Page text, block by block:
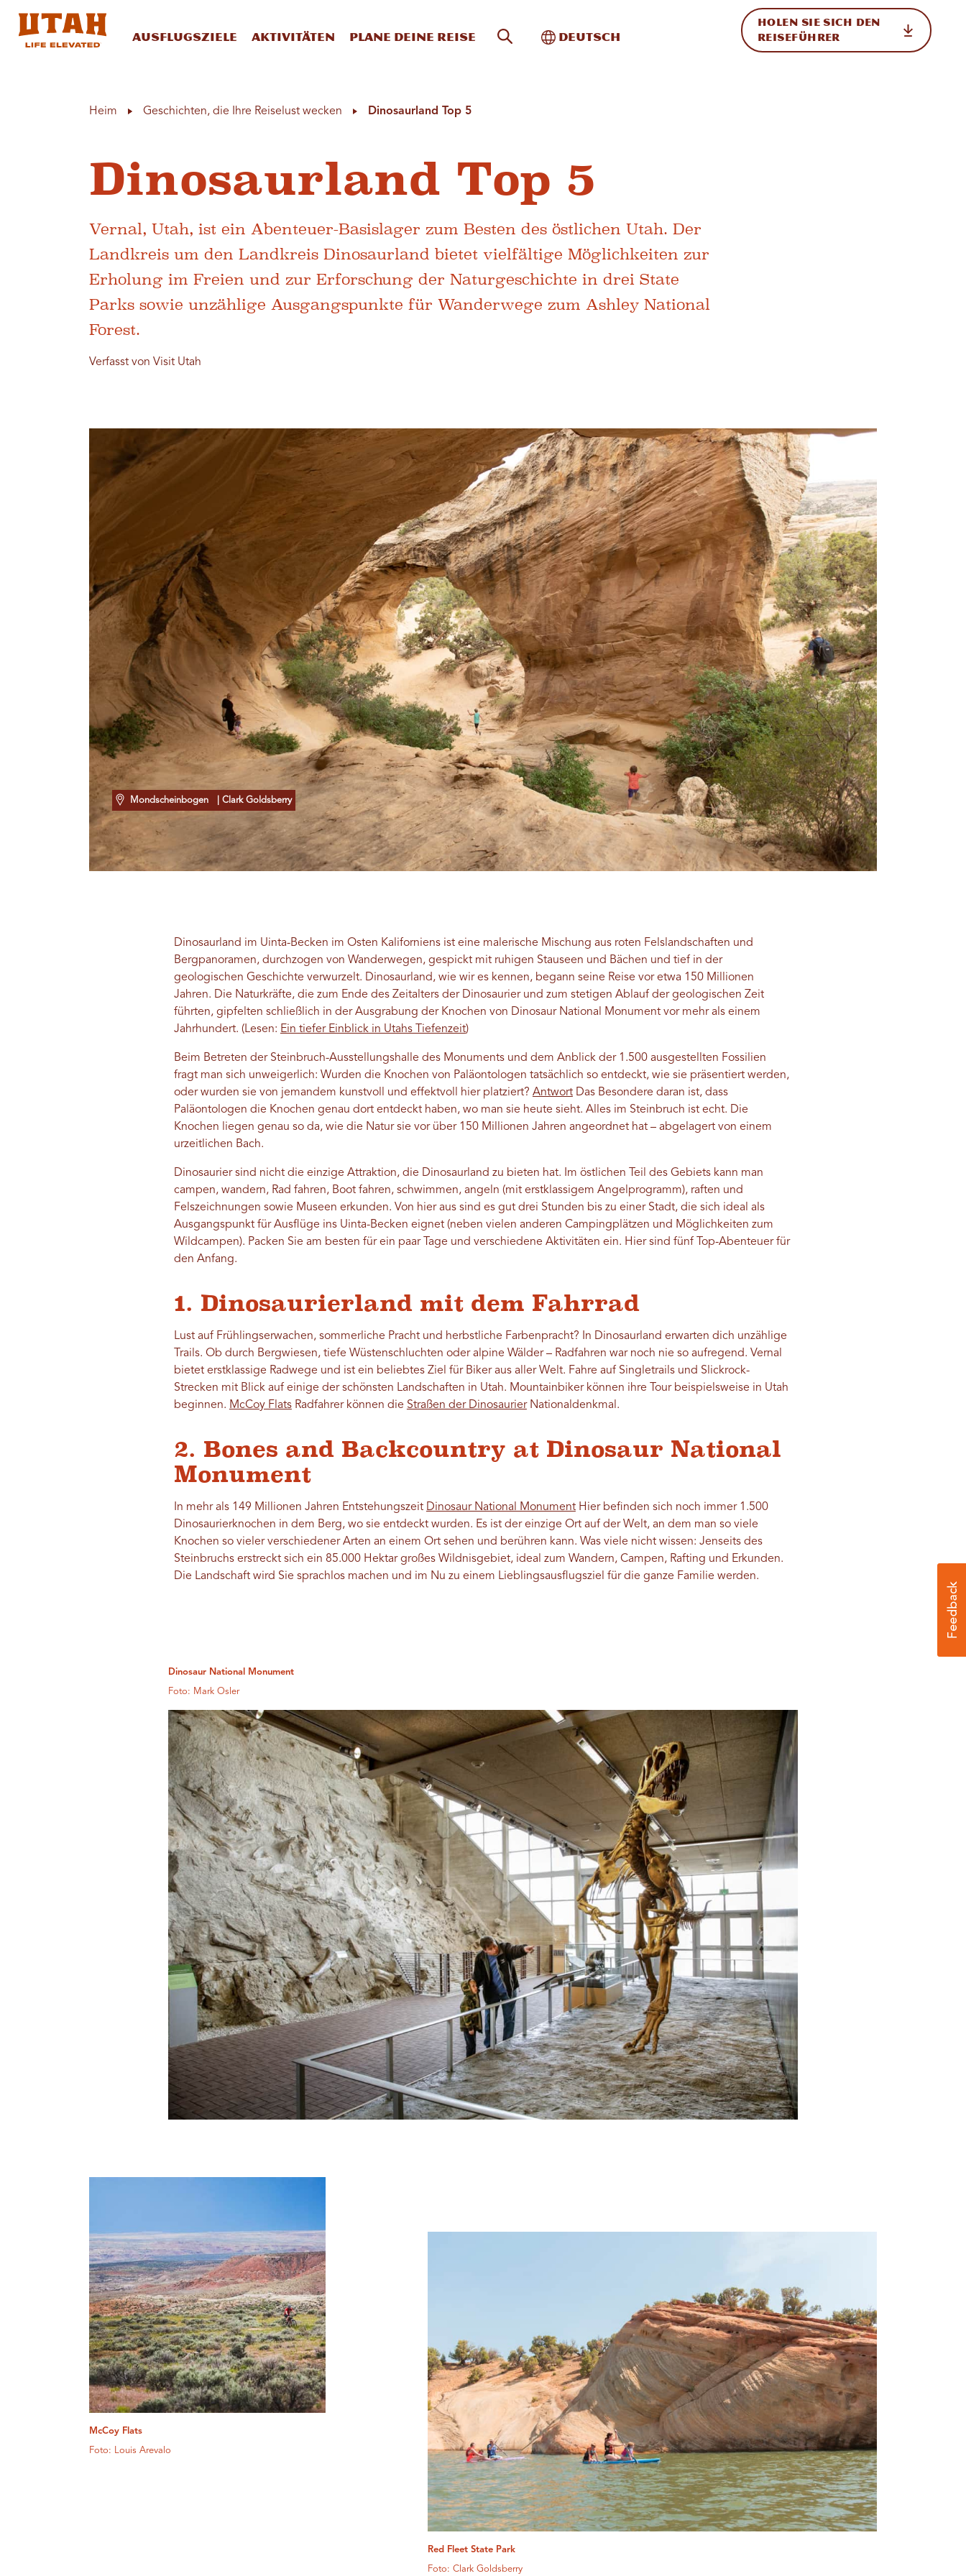
Ausflugsziele Aktivitäten Plane deine Reise Website-Suche
Toggle International
Deutsch
HOLEN SIE SICH DEN
REISEFÜHRER
Heim Geschichten, die Ihre Reiselust wecken Dinosaurland Top 5
Dinosaurland Top 5
Vernal, Utah, ist ein Abenteuer-Basislager zum Besten des östlichen Utah. Der
Landkreis um den Landkreis Dinosaurland bietet vielfältige Möglichkeiten zur
Erholung im Freien und zur Erforschung der Naturgeschichte in drei State
Parks sowie unzählige Ausgangspunkte für Wanderwege zum Ashley National
Forest.
Verfasst von Visit Utah
Mondscheinbogen | Clark Goldsberry
Dinosaurland im Uinta-Becken im Osten Kaliforniens ist eine malerische Mischung aus roten Felslandschaften und
Bergpanoramen, durchzogen von Wanderwegen, gespickt mit ruhigen Stauseen und Bächen und tief in der
geologischen Geschichte verwurzelt. Dinosaurland, wie wir es kennen, begann seine Reise vor etwa 150 Millionen
Jahren. Die Naturkräfte, die zum Ende des Zeitalters der Dinosaurier und zum stetigen Ablauf der geologischen Zeit
führten, gipfelten schließlich in der Ausgrabung der Knochen von Dinosaur National Monument vor mehr als einem
Jahrhundert. (Lesen: Ein tiefer Einblick in Utahs Tiefenzeit)
Beim Betreten der Steinbruch-Ausstellungshalle des Monuments und dem Anblick der 1.500 ausgestellten Fossilien
fragt man sich unweigerlich: Wurden die Knochen von Paläontologen tatsächlich so entdeckt, wie sie präsentiert werden,
oder wurden sie von jemandem kunstvoll und effektvoll hier platziert? AntwortDas Besondere daran ist, dass
Paläontologen die Knochen genau dort entdeckt haben, wo man sie heute sieht. Alles im Steinbruch ist echt. Die
Knochen liegen genau so da, wie die Natur sie vor über 150 Millionen Jahren angeordnet hat – abgelagert von einem
urzeitlichen Bach.
Dinosaurier sind nicht die einzige Attraktion, die Dinosaurland zu bieten hat. Im östlichen Teil des Gebiets kann man
campen, wandern, Rad fahren, Boot fahren, schwimmen, angeln (mit erstklassigem Angelprogramm), raften und
Felszeichnungen sowie Museen erkunden. Von hier aus sind es gut drei Stunden bis zu einer Stadt, die sich ideal als
Ausgangspunkt für Ausflüge ins Uinta-Becken eignet (neben vielen anderen Campingplätzen und Möglichkeiten zum
Wildcampen). Packen Sie am besten für ein paar Tage und verschiedene Aktivitäten ein. Hier sind fünf Top-Abenteuer für
den Anfang.
1. Dinosaurierland mit dem Fahrrad
Lust auf Frühlingserwachen, sommerliche Pracht und herbstliche Farbenpracht? In Dinosaurland erwarten dich unzählige
Trails. Ob durch Bergwiesen, tiefe Wüstenschluchten oder alpine Wälder – Radfahren war noch nie so aufregend. Vernal
bietet erstklassige Radwege und ist ein beliebtes Ziel für Biker aus aller Welt. Fahre auf Singletrails und Slickrock-
Strecken mit Blick auf einige der schönsten Landschaften in Utah. Mountainbiker können ihre Tour beispielsweise in Utah
beginnen. McCoy FlatsRadfahrer können die Straßen der DinosaurierNationaldenkmal.
2. Bones and Backcountry at Dinosaur National
Monument
In mehr als 149 Millionen Jahren Entstehungszeit Dinosaur National MonumentHier befinden sich noch immer 1.500
Dinosaurierknochen in dem Berg, wo sie entdeckt wurden. Es ist der einzige Ort auf der Welt, an dem man so viele
Knochen so vieler verschiedener Arten an einem Ort sehen und berühren kann. Was viele nicht wissen: Jenseits des
Steinbruchs erstreckt sich ein 85.000 Hektar großes Wildnisgebiet, ideal zum Wandern, Campen, Rafting und Erkunden.
Die Landschaft wird Sie sprachlos machen und im Nu zu einem Lieblingsausflugsziel für die ganze Familie werden.
Dinosaur National Monument
Foto: Mark Osler
McCoy Flats
Foto: Louis Arevalo
Red Fleet State Park
Foto: Clark Goldsberry